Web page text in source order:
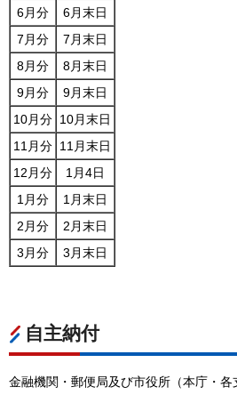
6月分
6月末日
7月分
7月末日
8月分
8月末日
9月分
9月末日
10月分 10月末日
11月分 11月末日
12月分
1月4日
1月分
1月末日
2月分
2月末日
3月分
3月末日
自主納付
金融機関・郵便局及び市役所（本庁・